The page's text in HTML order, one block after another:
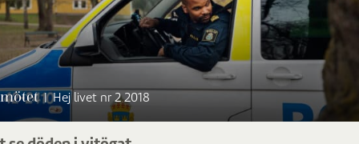
mötet | Hej livet nr 2 2018